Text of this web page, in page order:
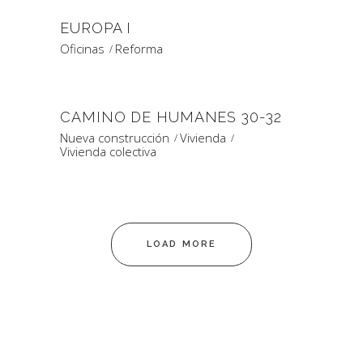
EUROPA I
Oficinas Reforma
CAMINO DE HUMANES 30-32
Nueva construcción
Vivienda
Vivienda colectiva
LOAD MORE